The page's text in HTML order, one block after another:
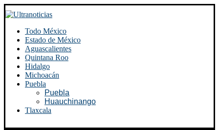
Todo México
Estado de México
Aguascalientes
Quintana Roo
Hidalgo
Michoacán
Puebla
Puebla
Huauchinango
Tlaxcala